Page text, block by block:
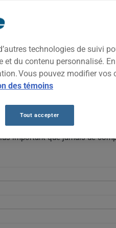
embarquée et
du prestige sans sacrifier la
DES 5 DERNIÈRES
: partant de 1779 $ en
$ en 2026. Cette variabilité
important que jamais de
technologies de suivi
et du contenu personnalisé.
Vous pouvez modifier vos
des témoins
Tout accepter